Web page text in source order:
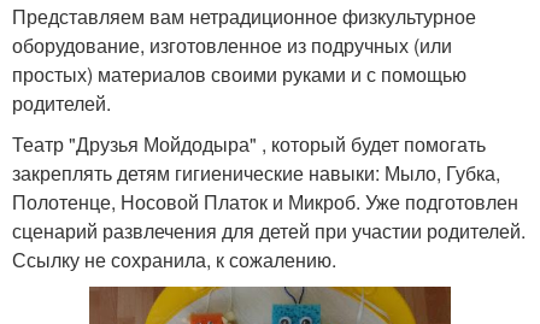
Представляем вам нетрадиционное физкультурное
оборудование, изготовленное из подручных (или
простых) материалов своими руками и с помощью
родителей.
Театр "Друзья Мойдодыра" , который будет помогать
закреплять детям гигиенические навыки: Мыло, Губка,
Полотенце, Носовой Платок и Микроб. Уже подготовлен
сценарий развлечения для детей при участии родителей.
Ссылку не сохранила, к сожалению.